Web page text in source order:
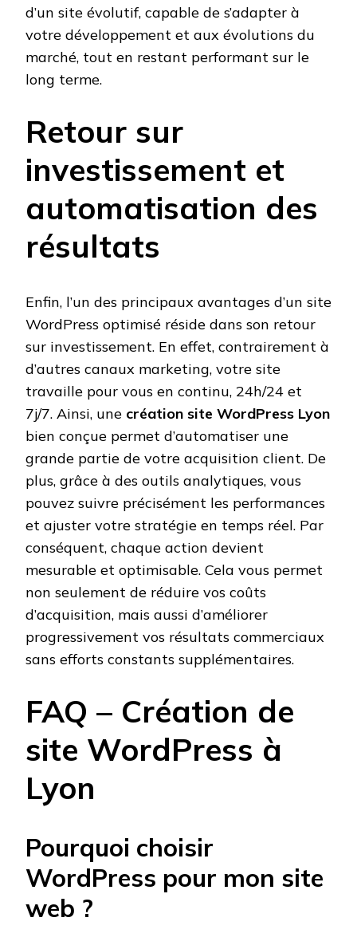
d’un site évolutif, capable de s’adapter à
votre développement et aux évolutions du
marché, tout en restant performant sur le
long terme.
Retour sur
investissement et
automatisation des
résultats
Enfin, l’un des principaux avantages d’un site
WordPress optimisé réside dans son retour
sur investissement. En effet, contrairement à
d’autres canaux marketing, votre site
travaille pour vous en continu, 24h/24 et
7j/7. Ainsi, une création site WordPress Lyon
bien conçue permet d’automatiser une
grande partie de votre acquisition client. De
plus, grâce à des outils analytiques, vous
pouvez suivre précisément les performances
et ajuster votre stratégie en temps réel. Par
conséquent, chaque action devient
mesurable et optimisable. Cela vous permet
non seulement de réduire vos coûts
d’acquisition, mais aussi d’améliorer
progressivement vos résultats commerciaux
sans efforts constants supplémentaires.
FAQ – Création de
site WordPress à
Lyon
Pourquoi choisir
WordPress pour mon site
web ?